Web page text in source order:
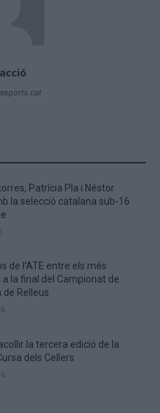
Patrícia Pla i Néstor
la selecció catalana sub-16
de l’ATE entre els més
la final del Campionat de
de Relleus
la tercera edició de la
dels Cellers